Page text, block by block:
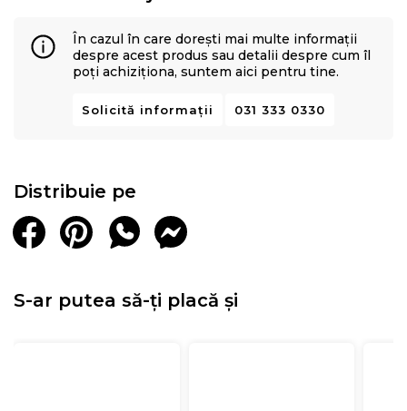
În cazul în care dorești mai multe informații
despre acest produs sau detalii despre cum îl
poți achiziționa, suntem aici pentru tine.
Solicită informații 031 333 0330
Distribuie pe
S-ar putea să-ți placă și